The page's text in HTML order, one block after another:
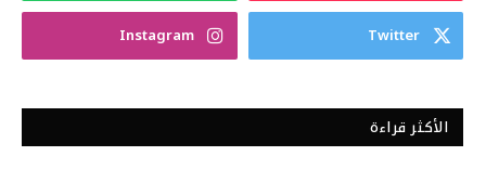
Twitter
Instagram
الأكثر قراءة